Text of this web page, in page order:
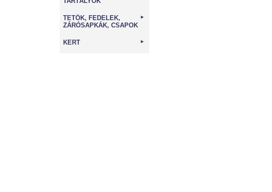
TETŐK, FEDELEK,
ZÁRÓSAPKÁK, CSAPOK
►
KERT ►